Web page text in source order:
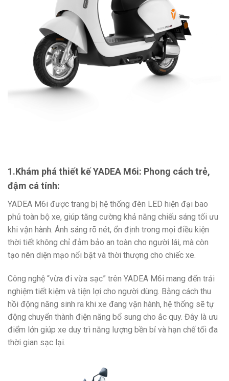
1.Khám phá thiết kế YADEA M6i: Phong cách trẻ,
đậm cá tính:
YADEA M6i được trang bị hệ thống đèn LED hiện đại bao
phủ toàn bộ xe, giúp tăng cường khả năng chiếu sáng tối ưu
khi vận hành. Ánh sáng rõ nét, ổn định trong mọi điều kiện
thời tiết không chỉ đảm bảo an toàn cho người lái, mà còn
tạo nên diện mạo nổi bật và thời thượng cho chiếc xe.
Công nghệ “vừa đi vừa sạc” trên YADEA M6i mang đến trải
nghiệm tiết kiệm và tiện lợi cho người dùng. Bằng cách thu
hồi động năng sinh ra khi xe đang vận hành, hệ thống sẽ tự
động chuyển thành điện năng bổ sung cho ắc quy. Đây là ưu
điểm lớn giúp xe duy trì năng lượng bền bỉ và hạn chế tối đa
thời gian sạc lại.